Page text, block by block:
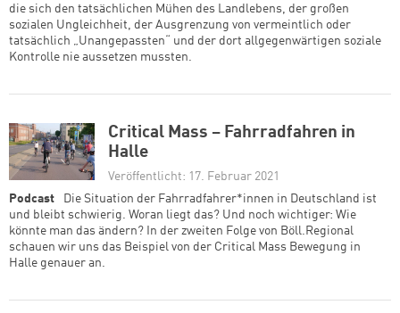
die sich den tatsächlichen Mühen des Landlebens, der großen
sozialen Ungleichheit, der Ausgrenzung von vermeintlich oder
tatsächlich „Unangepassten“ und der dort allgegenwärtigen soziale
Kontrolle nie aussetzen mussten.
Critical Mass – Fahrradfahren in
Halle
Veröffentlicht: 17. Februar 2021
Podcast
Die Situation der Fahrradfahrer*innen in Deutschland ist
und bleibt schwierig. Woran liegt das? Und noch wichtiger: Wie
könnte man das ändern? In der zweiten Folge von Böll.Regional
schauen wir uns das Beispiel von der Critical Mass Bewegung in
Halle genauer an.